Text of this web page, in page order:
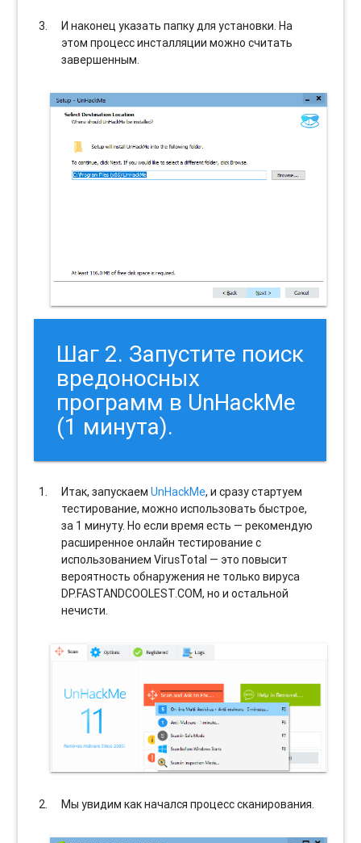
И наконец указать папку для установки. На
этом процесс инсталляции можно считать
завершенным.
Шаг 2. Запустите поиск
вредоносных
программ в UnHackMe
(1 минута).
Итак, запускаемUnHackMe, и сразу стартуем
тестирование, можно использовать быстрое,
за 1 минуту. Но если время есть — рекомендую
расширенное онлайн тестирование с
использованием VirusTotal — это повысит
вероятность обнаружения не только вируса
DP.FASTANDCOOLEST.COM, но и остальной
нечисти.
Мы увидим как начался процесс сканирования.